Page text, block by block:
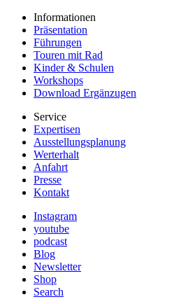
Informationen
Präsentation
Führungen
Touren mit Rad
Kinder & Schulen
Workshops
Download Ergänzugen
Service
Expertisen
Ausstellungsplanung
Werterhalt
Anfahrt
Presse
Kontakt
Instagram
youtube
podcast
Blog
Newsletter
Shop
Search